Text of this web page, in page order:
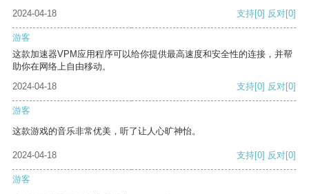
2024-04-18
支持[0] 反对[0]
游客
这款加速器VPM应用程序可以给你提供最高速度和安全性的连接，并帮
助你在网络上自由移动。
2024-04-18
支持[0] 反对[0]
游客
这款游戏的音乐非常优美，听了让人心旷神怡。
2024-04-18 支持[0] 反对[0]
游客